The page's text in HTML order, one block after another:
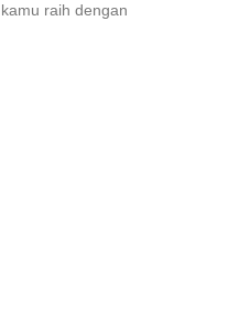
raih dengan